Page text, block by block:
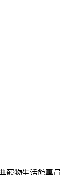
寵物生活館專員